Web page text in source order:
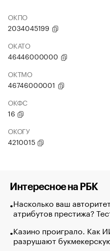
ОКПО
2034045199
ОКАТО
46446000000
ОКТМО
46746000001
ОКФС
16
ОКОГУ
4210015
Интересное на РБК
Насколько ваш
атрибутов престижа?
Казино проиграло. Как
разрушают